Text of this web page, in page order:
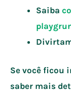
Saiba
Se você ficou
saber mais